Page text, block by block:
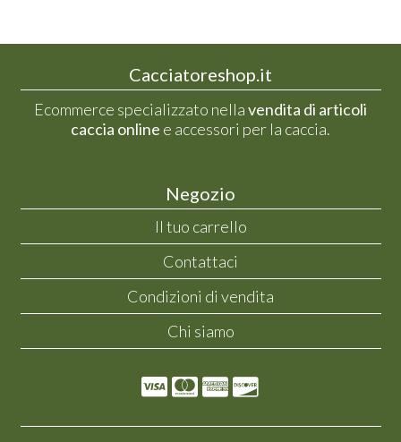
Cacciatoreshop.it
Ecommerce specializzato nellavendita di articoli
caccia online e accessori per la caccia.
Negozio
Il tuo carrello
Contattaci
Condizioni di vendita
Chi siamo